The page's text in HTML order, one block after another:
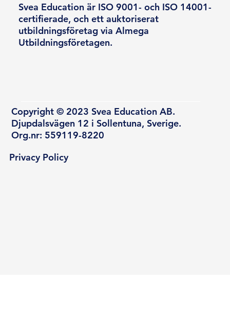
Svea Education är ISO 9001- och ISO 14001-
certifierade, och ett auktoriserat
utbildningsföretag via Almega
Utbildningsföretagen.
Copyright © 2023 Svea Education AB.
Djupdalsvägen 12 i Sollentuna, Sverige.
Org.nr: 559119-8220
Privacy Policy